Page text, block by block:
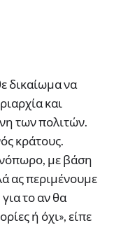
δικαίωμα να
και
των πολιτών.
κράτους.
με βάση
ας περιμένουμε
το αν θα
ή όχι», είπε